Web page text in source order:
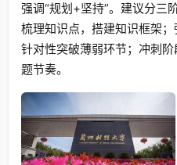
强调“规划+坚持”。建议分三
梳理知识点，搭建知识框架；
针对性突破薄弱环节；冲刺
题节奏。